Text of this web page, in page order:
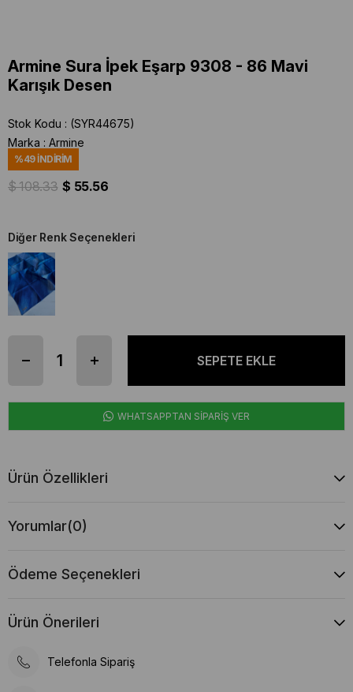
Armine Sura İpek Eşarp 9308 - 86 Mavi
Karışık Desen
Stok Kodu
(SYR44675)
Marka : Armine
%49İNDIRIM
$ 108.33 $ 55.56
Diğer Renk Seçenekleri
WHATSAPPTAN SİPARİŞ VER
Ürün Özellikleri
Yorumlar(0)
Ödeme Seçenekleri
Ürün Önerileri
Telefonla Sipariş